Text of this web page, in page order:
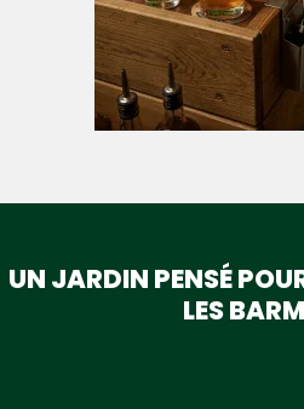
UN JARDIN PENSÉ
LES